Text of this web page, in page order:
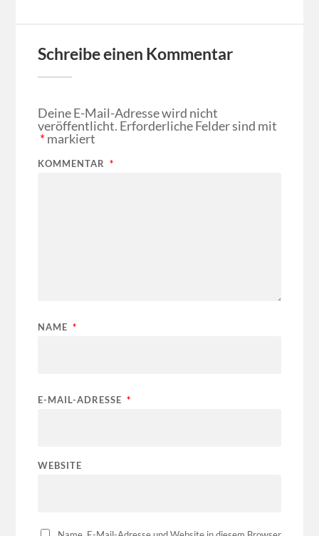
Schreibe einen Kommentar
Deine E-Mail-Adresse wird nicht
veröffentlicht. Erforderliche Felder sind mit
*markiert
KOMMENTAR *
NAME *
E-MAIL-ADRESSE *
WEBSITE